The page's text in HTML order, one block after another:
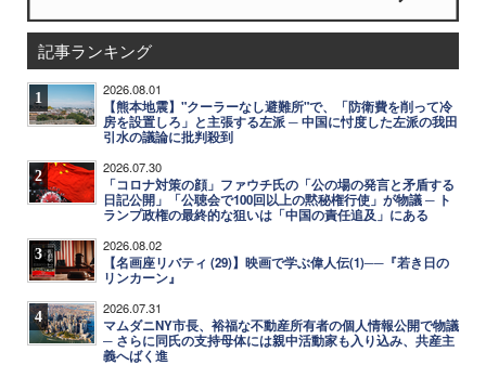
記事ランキング
1 2026.08.01
【熊本地震】"クーラーなし避難所"で、「防衛費を削って冷
房を設置しろ」と主張する左派 ─ 中国に忖度した左派の我田
引水の議論に批判殺到
2 2026.07.30
「コロナ対策の顔」ファウチ氏の「公の場の発言と矛盾する
日記公開」「公聴会で100回以上の黙秘権行使」が物議 ─ ト
ランプ政権の最終的な狙いは「中国の責任追及」にある
3 2026.08.02
【名画座リバティ (29)】映画で学ぶ偉人伝(1)──『若き日の
リンカーン』
4 2026.07.31
マムダニNY市長、裕福な不動産所有者の個人情報公開で物議
─ さらに同氏の支持母体には親中活動家も入り込み、共産主
義へばく進